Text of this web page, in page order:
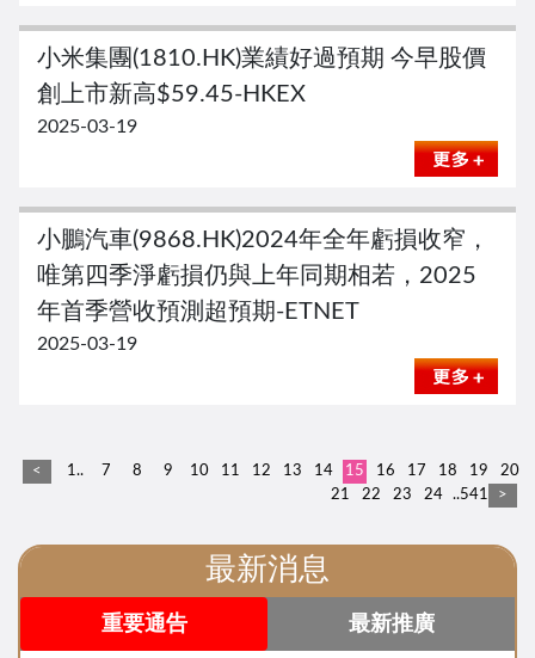
小米集團(1810.HK)業績好過預期 今早股價
創上市新高$59.45-HKEX
2025-03-19
小鵬汽車(9868.HK)2024年全年虧損收窄，
唯第四季淨虧損仍與上年同期相若，2025
年首季營收預測超預期-ETNET
2025-03-19
< 1.. 7 8 9 10 11 12 13 14 15 16 17 18 19
20
21
22 23 24 ..541 >
最新消息
重要通告 最新推廣